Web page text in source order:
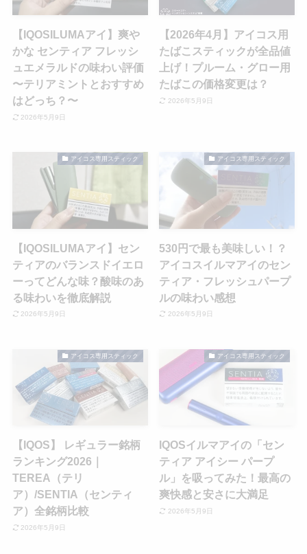
【IQOSILUMAアイ】爽や
かな センティア フレッシ
ュエメラルドの味わい評価
〜テリアミントとおすすめ
はどっち？〜
2026年5月9日
【2026年4月】アイコス用
たばこスティックが全品値
上げ！プルーム・グロー用
たばこの価格変更は？
2026年5月9日
アイコス専用スティック
【IQOSILUMAアイ】セン
ティアのバランスドイエロ
ーってどんな味？酸味のあ
る味わいを徹底解説
2026年5月9日
アイコス専用スティック
530円で最も美味しい！？
アイコスイルマアイのセン
ティア・フレッシュパープ
ルの味わい感想
2026年5月9日
アイコス専用スティック
【IQOS】 レギュラー銘柄
ランキング2026｜
TEREA（テリ
ア）/SENTIA（センティ
ア）全銘柄比較
2026年5月9日
アイコス専用スティック
IQOSイルマアイの「セン
ティア アイシー パープ
ル」を吸ってみた！最高の
爽快感と安さに大満足
2026年5月9日